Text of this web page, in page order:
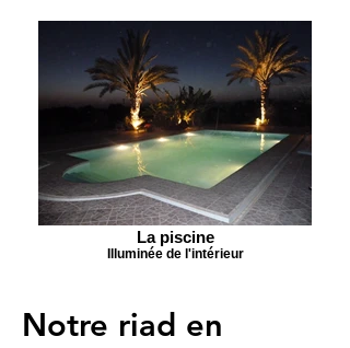
La piscine
Illuminée de l'intérieur
Notre riad en